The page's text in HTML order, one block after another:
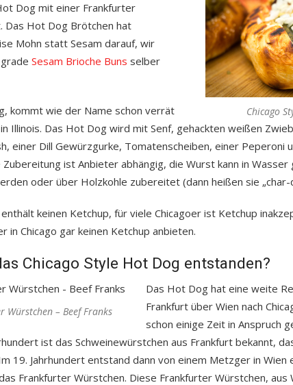
Chicago
Dog mit einer Frankfurter
Das Hot Dog Brötchen hat
Mohn statt Sesam darauf, wir
Sesam Brioche Buns selber
kommt wie der Name schon verrät
Illinois. Das Hot Dog wird mit Senf, gehackten weißen
einer Dill Gewürzgurke, Tomatenscheiben, einer Peperoni
ist Anbieter abhängig, die Wurst kann in Wasser
oder über Holzkohle zubereitet (dann heißen sie „char-
keinen Ketchup, für viele Chicagoer ist Ketchup
in Chicago gar keinen Ketchup anbieten.
Chicago Style Hot Dog entstanden?
Würstchen – Beef Franks
Das Hot Dog hat eine weite
Frankfurt über Wien nach
schon einige Zeit in Anspruch
ist das Schweinewürstchen aus Frankfurt bekannt,
19. Jahrhundert entstand dann von einem Metzger in Wien
Frankfurter Würstchen. Diese Frankfurter Würstchen, aus